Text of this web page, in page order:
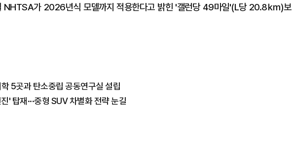
NHTSA가 2026년식 모델까지 적용한다고 밝힌 '갤런당 49마일'(L당 20.8㎞)보
5곳과 탄소중립 공동연구실 설립
' 탑재···중형 SUV 차별화 전략 눈길